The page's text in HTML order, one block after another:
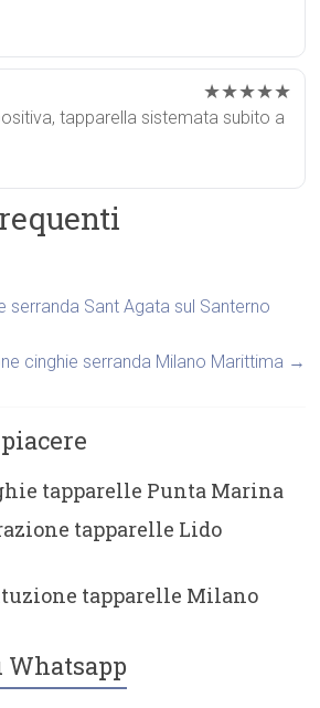
★★★★★
tapparella sistemata subito a
serranda Sant Agata sul Santerno
cinghie serranda Milano Marittima →
tapparelle Punta Marina
tapparelle Lido
tapparelle Milano